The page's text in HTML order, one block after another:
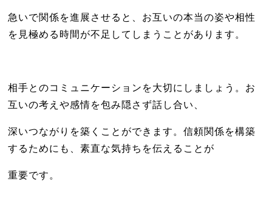
急いで関係を進展させると、お互いの本当の姿や相性
を見極める時間が不足してしまうことがあります。
相手とのコミュニケーションを大切にしましょう。お
互いの考えや感情を包み隠さず話し合い、
深いつながりを築くことができます。信頼関係を構築
するためにも、素直な気持ちを伝えることが
重要です。